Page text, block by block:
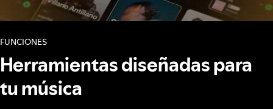
FUNCIONES
Herramientas diseñadas para
tu música